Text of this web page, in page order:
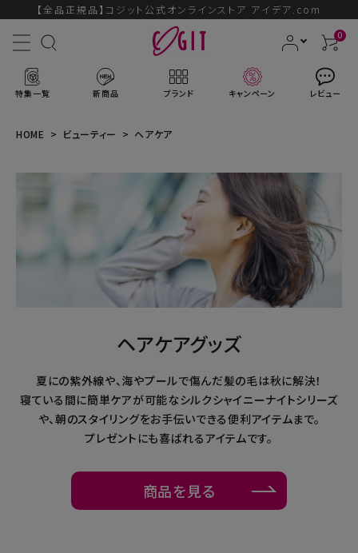
【全品正規品】コジット公式オンラインストア アイデア.com
0
特集一覧 新商品 ブランド キャンペーン レビュー
会員登録
暑さ・紫外線対策グッズ
推し活グッズ
HOME ビューティー ヘアケア
ヘアケアグッズ
夏にの紫外線や、海やプールで傷んだ髪の毛は秋に解決！
寝ている間に簡単ケアが可能なシルクシャイニーナイトシリーズ
や、朝のスタイリングをお手伝いできる便利アイテムまで。
プレゼントにも喜ばれるアイテムです。
商品を見る